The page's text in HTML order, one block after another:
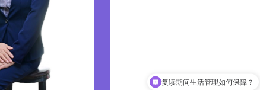
‌复读期间生活管理如何保障？